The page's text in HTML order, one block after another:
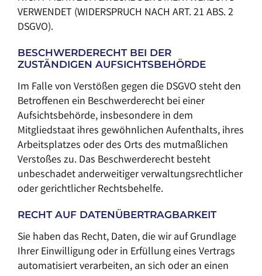
VERWENDET (WIDERSPRUCH NACH ART. 21 ABS. 2
DSGVO).
BESCHWERDE­RECHT BEI DER
ZUSTÄNDIGEN AUFSICHTS­BEHÖRDE
Im Falle von Verstößen gegen die DSGVO steht den
Betroffenen ein Beschwerderecht bei einer
Aufsichtsbehörde, insbesondere in dem
Mitgliedstaat ihres gewöhnlichen Aufenthalts, ihres
Arbeitsplatzes oder des Orts des mutmaßlichen
Verstoßes zu. Das Beschwerderecht besteht
unbeschadet anderweitiger verwaltungsrechtlicher
oder gerichtlicher Rechtsbehelfe.
RECHT AUF DATEN­ÜBERTRAG­BARKEIT
Sie haben das Recht, Daten, die wir auf Grundlage
Ihrer Einwilligung oder in Erfüllung eines Vertrags
automatisiert verarbeiten, an sich oder an einen